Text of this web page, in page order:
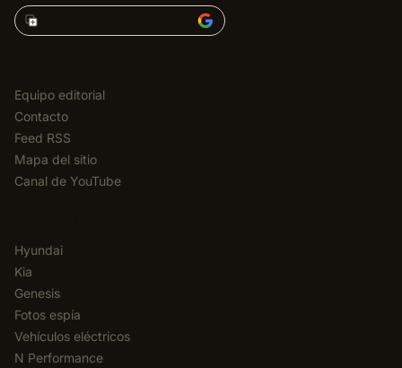
Agregar Korean Car Blog en
Equipo editorial
Contacto
Feed RSS
Mapa del sitio
Canal de YouTube
Hyundai
Kia
Genesis
Fotos espía
Vehículos eléctricos
N Performance